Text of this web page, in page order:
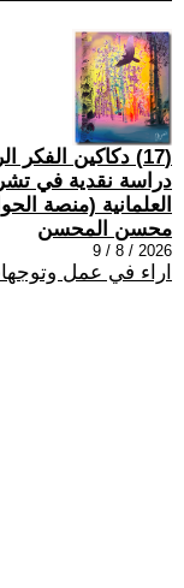
(17) دكاكين الفكر
دراسة نقدية في
العلمانية (منصة
محسن المحسن
2026 / 8 / 9
اراء في عمل